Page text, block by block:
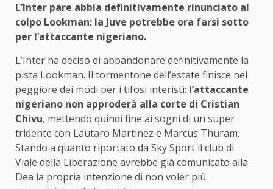
L’Inter pare abbia definitivamente rinunciato al
colpo Lookman: la Juve potrebbe ora farsi sotto
per l’attaccante nigeriano.
L’Inter ha deciso di abbandonare definitivamente la
pista Lookman. Il tormentone dell’estate finisce nel
peggiore dei modi per i tifosi interisti: l’attaccante
nigeriano non approderà alla corte di Cristian
Chivu, mettendo quindi fine ai sogni di un super
tridente con Lautaro Martinez e Marcus Thuram.
Stando a quanto riportato da Sky Sport il club di
Viale della Liberazione avrebbe già comunicato alla
Dea la propria intenzione di non voler più